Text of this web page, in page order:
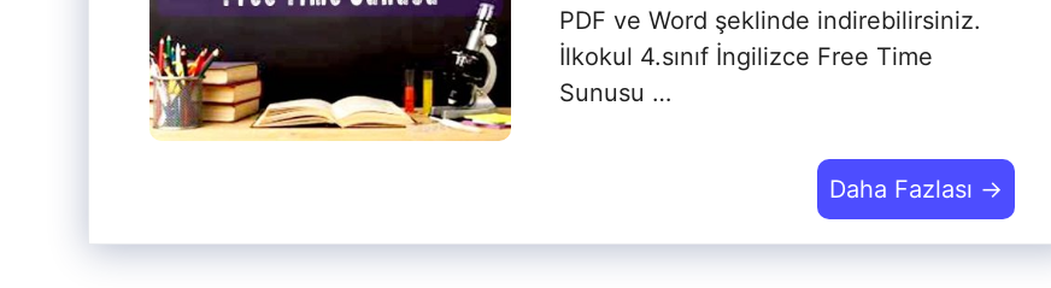
PDF ve Word şeklinde indirebilirsiniz.
İlkokul 4.sınıf İngilizce Free Time
Sunusu …
Daha Fazlası →